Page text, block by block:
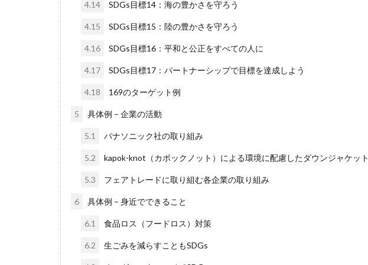
4.14 SDGs目標14：海の豊かさを守ろう
4.15 SDGs目標15：陸の豊かさを守ろう
4.16 SDGs目標16：平和と公正をすべての人に
4.17 SDGs目標17：パートナーシップで目標を達成しよう
4.18 169のターゲット例
5 具体例 – 企業の活動
5.1 パナソニック社の取り組み
5.2 kapok-knot（カポックノット）による環境に配慮したダウンジャケット
5.3 フェアトレードに取り組む各企業の取り組み
6 具体例 – 身近でできること
6.1 食品ロス（フードロス）対策
6.2 生ごみを減らすこともSDGs